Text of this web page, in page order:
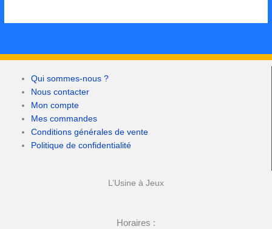
Qui sommes-nous ?
Nous contacter
Mon compte
Mes commandes
Conditions générales de vente
Politique de confidentialité
L’Usine à Jeux
Horaires :